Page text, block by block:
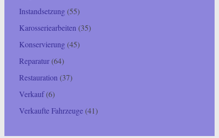
Instandsetzung(55)
Karosseriearbeiten (35)
Konservierung(45)
Reparatur(64)
Restauration (37)
Verkauf(6)
Verkaufte Fahrzeuge(41)